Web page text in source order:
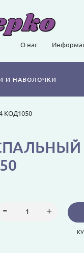
О нас
И НАВОЛОЧКИ
КОД1050